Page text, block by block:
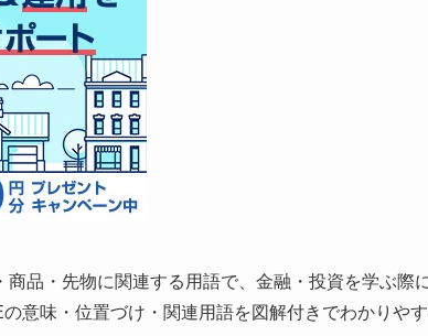
商品・先物に関連する用語で、金融・投資を学ぶ際
意味・位置づけ・関連用語を図解付きでわかりやす